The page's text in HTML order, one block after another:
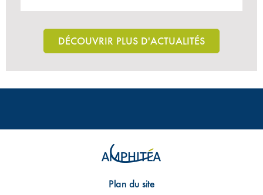
DÉCOUVRIR PLUS D'ACTUALITÉS
Plan du site